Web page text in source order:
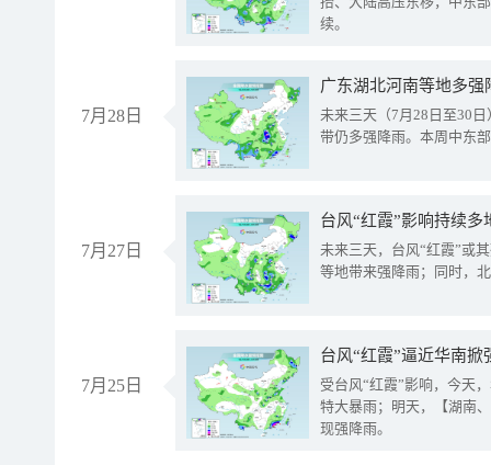
续。
7月28日
广东湖北河南等地多
未来三天（7月28日至30
带仍多强降雨。本周中东
7月27日
台风“红霞”影响持续
未来三天，台风“红霞”或
等地带来强降雨；同时，
7月25日
台风“红霞”逼近华南
受台风“红霞”影响，今天
特大暴雨；明天，【湖南
现强降雨。